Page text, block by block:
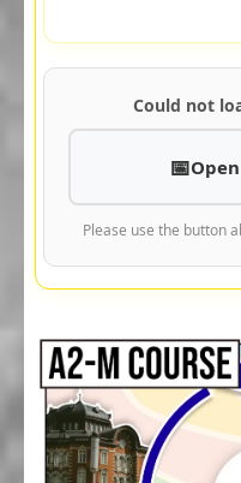
Could not
Please use the button